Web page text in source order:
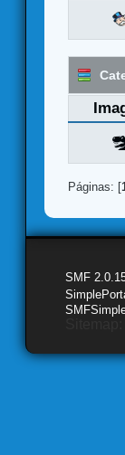
Páginas: [
SMF